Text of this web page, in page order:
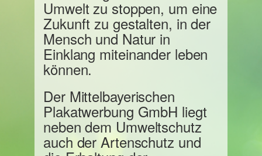
Umwelt zu stoppen, um eine
Zukunft zu gestalten, in der
Mensch und Natur in
Einklang miteinander leben
können.
Der Mittelbayerischen
Plakatwerbung GmbH liegt
neben dem Umweltschutz
auch der Artenschutz und